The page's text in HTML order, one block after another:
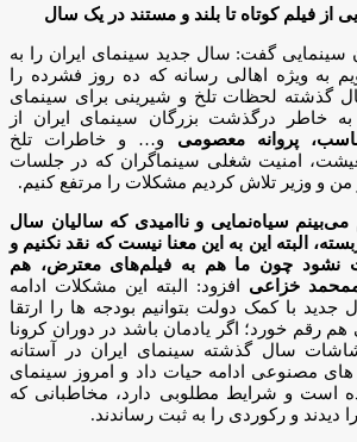
سینمایی گفت: سال جدید سینمای ایران را به
به ویژه اهالی رسانه که ده روز فشرده را
گذشته لحظات تلخ و شیرینی برای سینمای
به خاطر درگذشت بزرگان سینمای ایران از
پروانه معصومی و… و خاطرات تلخ
امنیت شغلی سینماگران که در جلسات
و وزیر تلاش کردیم مشکلات را مرتفع کنیم.
می‌بینم سیاه‌نمایی و ناامیدی که سالیان سال
البته این به این معنا نیست که نقد نکنیم و
نشود چون ما هم به فیلم‌های معترض، هم
خزاعی افزود: البته این مشکلات ادامه
جدید با کمک دولت بتوانیم بودجه ها را ارتقا
رقم خورد؛ اگر یادمان باشد در دوران کرونا
سال گذشته سینمای ایران در آستانه
مصنوعی ادامه حیات داد و امروز سینمای
است و شرایط مطلوبی دارد، مخاطبانی که
دیدند و رکوردی را به ثبت رساندند.